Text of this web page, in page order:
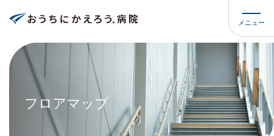
メニュー
フロアマップ